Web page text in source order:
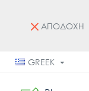
ΑΠΟΔΟΧΗ
GREEK